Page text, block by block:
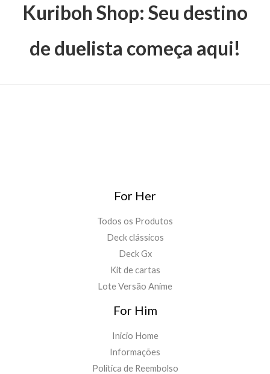
Kuriboh Shop: Seu destino
de duelista começa aqui!
For Her
Todos os Produtos
Deck clássicos
Deck Gx
Kit de cartas
Lote Versão Anime
For Him
Inicio Home
Informações
Política de Reembolso